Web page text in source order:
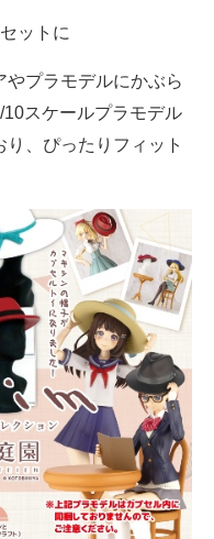
ットに
プラモデルにかぶら
スケールプラモデル
り、ぴったりフィット